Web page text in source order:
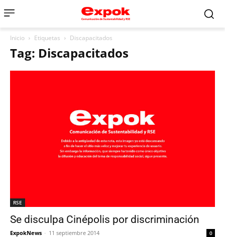
Inicio Etiquetas Discapacitados
Tag: Discapacitados
RSE
Se disculpa Cinépolis por discriminación
ExpokNews - 11 septiembre 2014 0